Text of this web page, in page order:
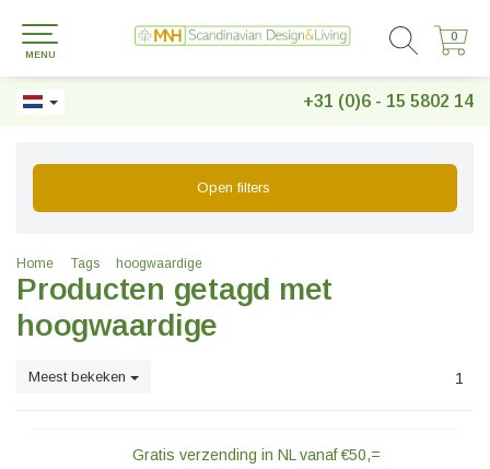
+31 (0)6 - 15 5802 14
0
0
MENU
Open filters
Home Tags hoogwaardige
Producten getagd met
hoogwaardige
Meest bekeken 1
Gratis verzending in NL vanaf €50,=